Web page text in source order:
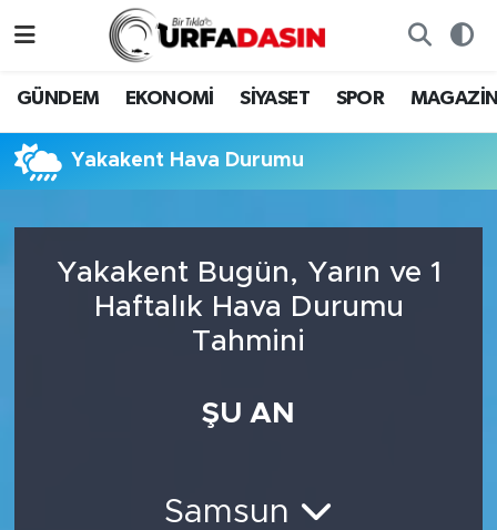
GÜNDEM EKONOMİ SİYASET SPOR
Yakakent Hava Durumu
Yakakent Bugün, Yarın ve 1
Haftalık Hava Durumu
Tahmini
ŞU AN
Samsun
MAGAZİN
Nöbetçi Eczaneler
Süper Lig Puan Durumu ve Fikstür
Son Dakika Haberleri